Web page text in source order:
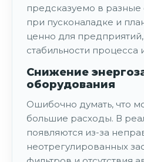
предсказуемо в
при пусконаладке и
ценно для
стабильности
Снижение
оборудования
Ошибочно думать, что
большие расходы. В
появляются из-за
неотрегулированных